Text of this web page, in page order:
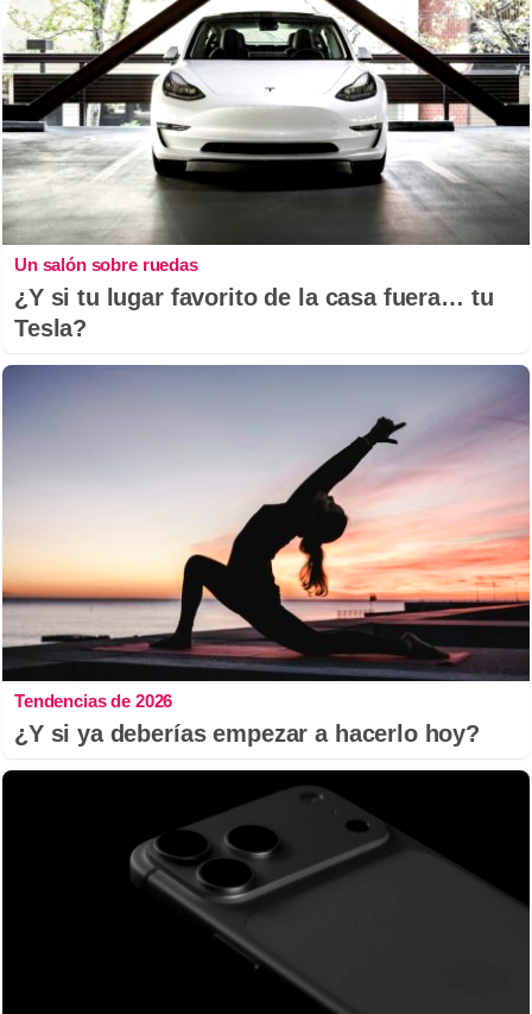
Un salón sobre ruedas
¿Y si tu lugar favorito de la casa fuera… tu
Tesla?
Tendencias de 2026
¿Y si ya deberías empezar a hacerlo hoy?